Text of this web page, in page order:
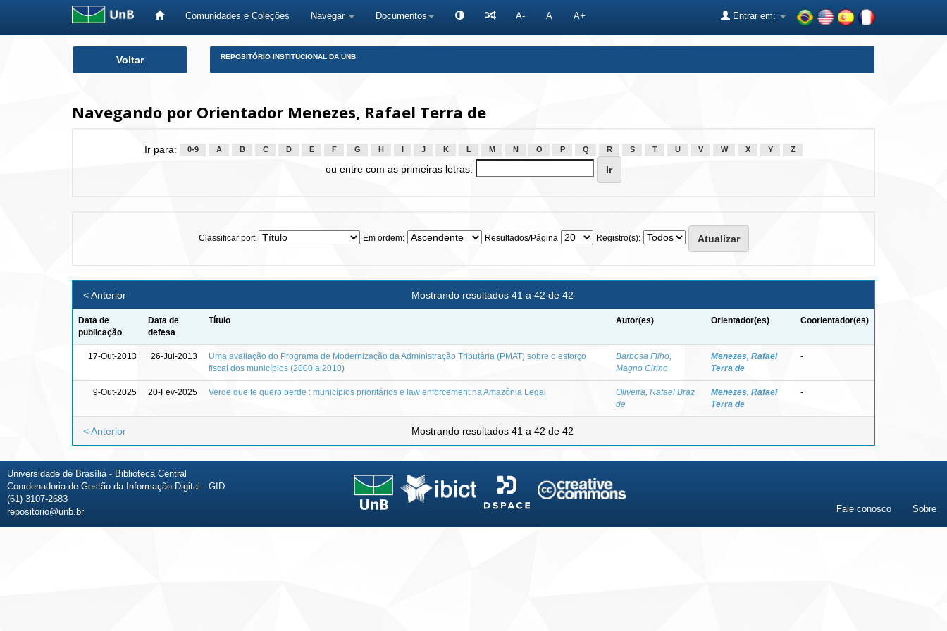
Comunidades e Coleções Navegar Documentos A- A A+ Entrar em:
Voltar REPOSITÓRIO INSTITUCIONAL DA UNB
Navegando por Orientador Menezes, Rafael Terra de
Ir para: 0-9 A B C D E F G H J K L M N O P Q R S T U V W X Y Z
ou entre com as primeiras letras:
Classificar por: Em ordem: Resultados/Página Registro(s):
Mostrando resultados 41 a 42 de 42
< Anterior
Data de
publicação
Data de
defesa
Título Autor(es) Orientador(es) Coorientador(es)
17-Out-2013 26-Jul-2013
Uma avaliação do Programa de Modernização da Administração Tributária (PMAT) sobre o esforço
fiscal dos municípios (2000 a 2010)
Barbosa Filho,
Magno Cirino
Menezes, Rafael
Terra de
-
9-Out-2025 20-Fev-2025 Verde que te quero berde : municípios prioritários e law enforcement na Amazônia Legal
Oliveira, Rafael Braz
de
Menezes, Rafael
Terra de
-
Mostrando resultados 41 a 42 de 42
< Anterior
Universidade de Brasília - Biblioteca Central
Coordenadoria de Gestão da Informação Digital - GID
(61) 3107-2683
repositorio@unb.br
Fale conosco Sobre